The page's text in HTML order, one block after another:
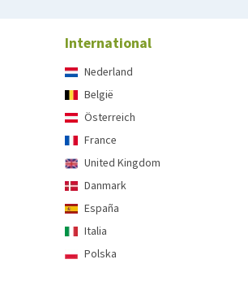
International
Nederland
België
Österreich
France
United Kingdom
Danmark
España
Italia
Polska